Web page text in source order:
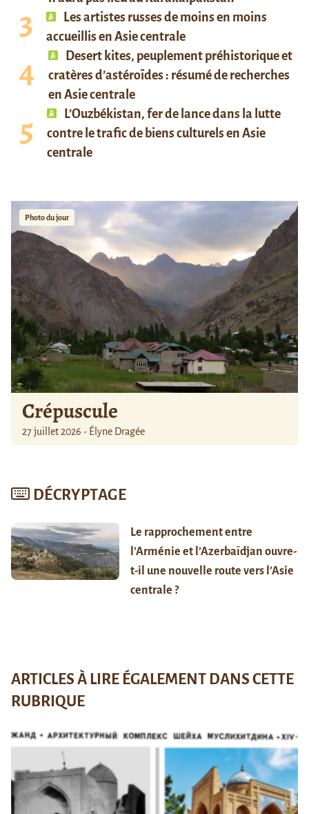
Les artistes russes de moins en moins
accueillis en Asie centrale
Desert kites, peuplement préhistorique et
cratères d’astéroïdes : résumé de recherches
en Asie centrale
L’Ouzbékistan, fer de lance dans la lutte
contre le trafic de biens culturels en Asie
centrale
Photo du jour
Crépuscule
27 juillet 2026 - Élyne Dragée
DÉCRYPTAGE
Le rapprochement entre
l’Arménie et l’Azerbaïdjan ouvre-
t-il une nouvelle route vers l’Asie
centrale ?
ARTICLES À LIRE ÉGALEMENT DANS CETTE
RUBRIQUE